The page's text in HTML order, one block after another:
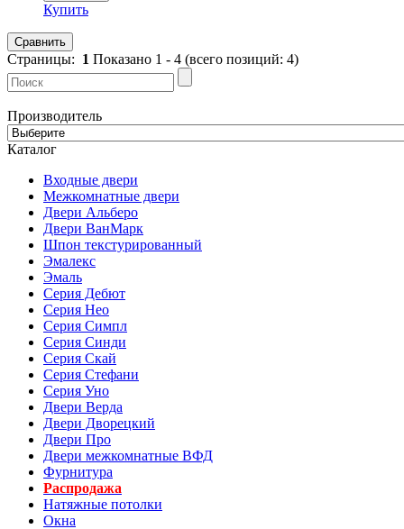
Купить
Сравнить
Страницы: 1 Показано 1 - 4 (всего позиций: 4)
Производитель
Каталог
Входные двери
Межкомнатные двери
Двери Альберо
Двери ВанМарк
Шпон текстурированный
Эмалекс
Эмаль
Серия Дебют
Серия Нео
Серия Симпл
Серия Синди
Серия Скай
Серия Стефани
Серия Уно
Двери Верда
Двери Дворецкий
Двери Про
Двери межкомнатные ВФД
Фурнитура
Распродажа
Натяжные потолки
Окна